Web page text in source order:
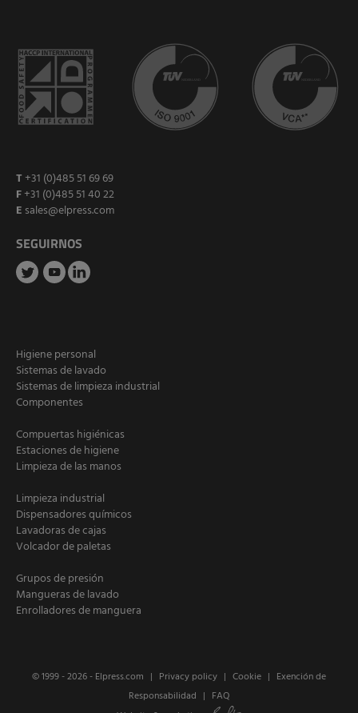
T +31 (0)485 51 69 69
F+31 (0)485 51 40 22
E sales@elpress.com
SEGUIRNOS
Higiene personal
Sistemas de lavado
Sistemas de limpieza industrial
Componentes
Compuertas higiénicas
Estaciones de higiene
Limpieza de las manos
Limpieza industrial
Dispensadores químicos
Lavadoras de cajas
Volcador de paletas
Grupos de presión
Mangueras de lavado
Enrolladores de manguera
© 1999 - 2026 - Elpress.com Privacy policy Cookie
Exención de
Responsabilidad
FAQ